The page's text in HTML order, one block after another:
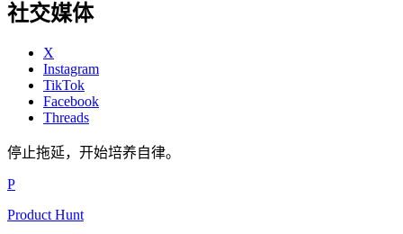
社交媒体
X
Instagram
TikTok
Facebook
Threads
停止拖延，开始培养自律。
P
Product Hunt